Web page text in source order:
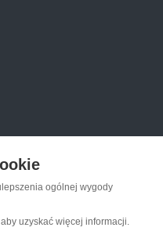
ogólnej wygody
aby uzyskać więcej informacji.